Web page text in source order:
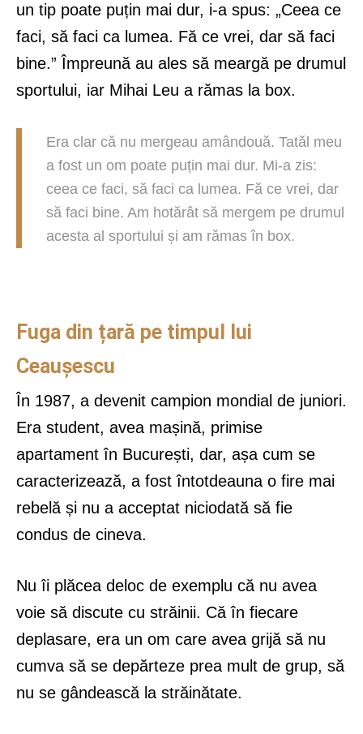
un tip poate puțin mai dur, i-a spus: „Ceea ce
faci, să faci ca lumea. Fă ce vrei, dar să faci
bine.” Împreună au ales să meargă pe drumul
sportului, iar Mihai Leu a rămas la box.
Era clar că nu mergeau amândouă. Tatăl meu
a fost un om poate puțin mai dur. Mi-a zis:
ceea ce faci, să faci ca lumea. Fă ce vrei, dar
să faci bine. Am hotărât să mergem pe drumul
acesta al sportului și am rămas în box.
Fuga din țară pe timpul lui
Ceaușescu
În 1987, a devenit campion mondial de juniori.
Era student, avea mașină, primise
apartament în București, dar, așa cum se
caracterizează, a fost întotdeauna o fire mai
rebelă și nu a acceptat niciodată să fie
condus de cineva.
Nu îi plăcea deloc de exemplu că nu avea
voie să discute cu străinii. Că în fiecare
deplasare, era un om care avea grijă să nu
cumva să se depărteze prea mult de grup, să
nu se gândească la străinătate.